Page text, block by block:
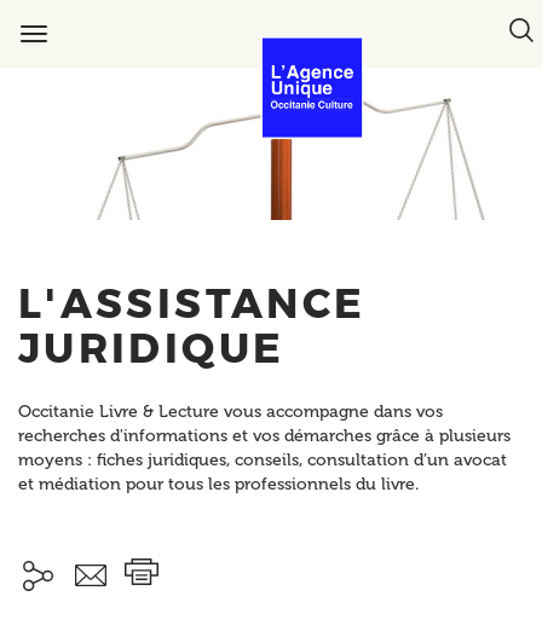
L'ASSISTANCE
JURIDIQUE
Occitanie Livre & Lecture vous accompagne dans vos
recherches d'informations et vos démarches grâce à plusieurs
moyens : fiches juridiques, conseils, consultation d’un avocat
et médiation pour tous les professionnels du livre.